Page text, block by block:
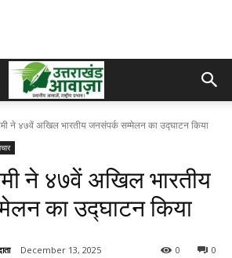
ने ४७वें अखिल भारतीय जनसंपर्क सम्मेलन का उद्घाटन किया
ने ४७वें अखिल भारतीय
का उद्घाटन किया
December 13, 2025 0
0